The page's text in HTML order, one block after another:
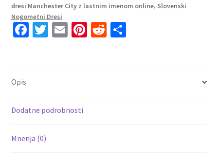
Rokav
+
Kratke
količina
dresi Manchester City z lastnim imenom online, Slovenski
Nogometni Dresi
Fa
k
T E Pi R S
Opis
Dodatne podrobnosti
Mnenja (0)